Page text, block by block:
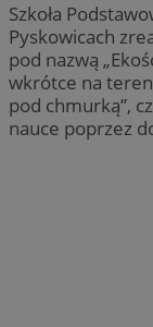
Szkoła
Pyskowicach
pod nazwą
wkrótce na
pod chmurką”,
nauce poprzez